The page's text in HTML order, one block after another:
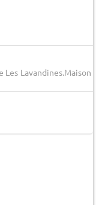
Les Lavandines.Maison